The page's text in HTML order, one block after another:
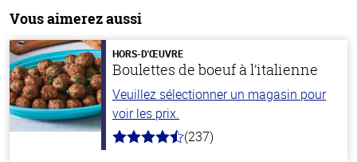
Vous aimerez aussi
HORS-D'ŒUVRE
Boulettes de boeuf à l’italienne
Veuillez sélectionner un magasin pour
voir les prix.
4.6
(237)